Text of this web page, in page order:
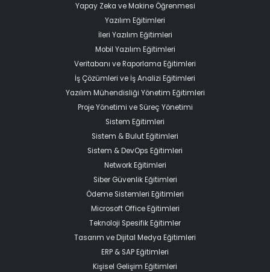
Yapay Zeka ve Makine Öğrenmesi
Yazılım Eğitimleri
İleri Yazılım Eğitimleri
Mobil Yazılım Eğitimleri
Veritabanı ve Raporlama Eğitimleri
İş Çözümleri ve İş Analizi Eğitimleri
Yazılım Mühendisliği Yönetim Eğitimleri
Proje Yönetimi ve Süreç Yönetimi
Sistem Eğitimleri
Sistem & Bulut Eğitimleri
Sistem & DevOps Eğitimleri
Network Eğitimleri
Siber Güvenlik Eğitimleri
Ödeme Sistemleri Eğitimleri
Microsoft Office Eğitimleri
Teknoloji Spesifik Eğitimler
Tasarım ve Dijital Medya Eğitimleri
ERP & SAP Eğitimleri
Kişisel Gelişim Eğitimleri